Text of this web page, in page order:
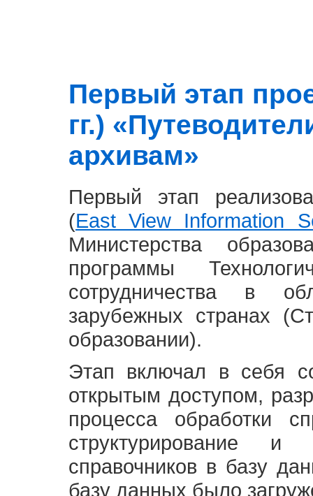
Первый этап
гг.)
архивам»
Первый этап
(East View Information
Министерства
программы
сотрудничества в
зарубежных странах
образовании).
Этап включал в себя
открытым доступом,
процесса обработки
структурирование и
справочников в базу
базу данных было